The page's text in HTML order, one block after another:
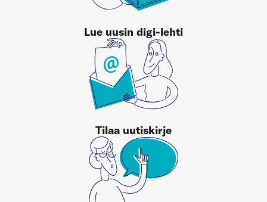
Lue uusin digi-lehti
Tilaa uutiskirje